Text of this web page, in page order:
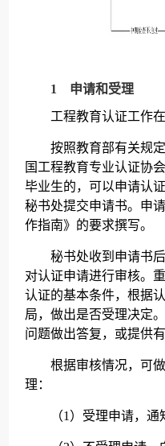
1 申请和受理
工程教育认证工作在
按照教育部有关规定
国工程教育专业认证协
毕业生的，可以申请认
秘书处提交申请书。申
作指南》的要求撰写。
秘书处收到申请书后
对认证申请进行审核。
认证的基本条件，根据
局，做出是否受理决定
问题做出答复，或提供有
根据审核情况，可做
理：
（1）受理申请，通知